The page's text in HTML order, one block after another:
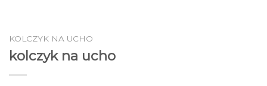
KOLCZYK NA UCHO
kolczyk na ucho